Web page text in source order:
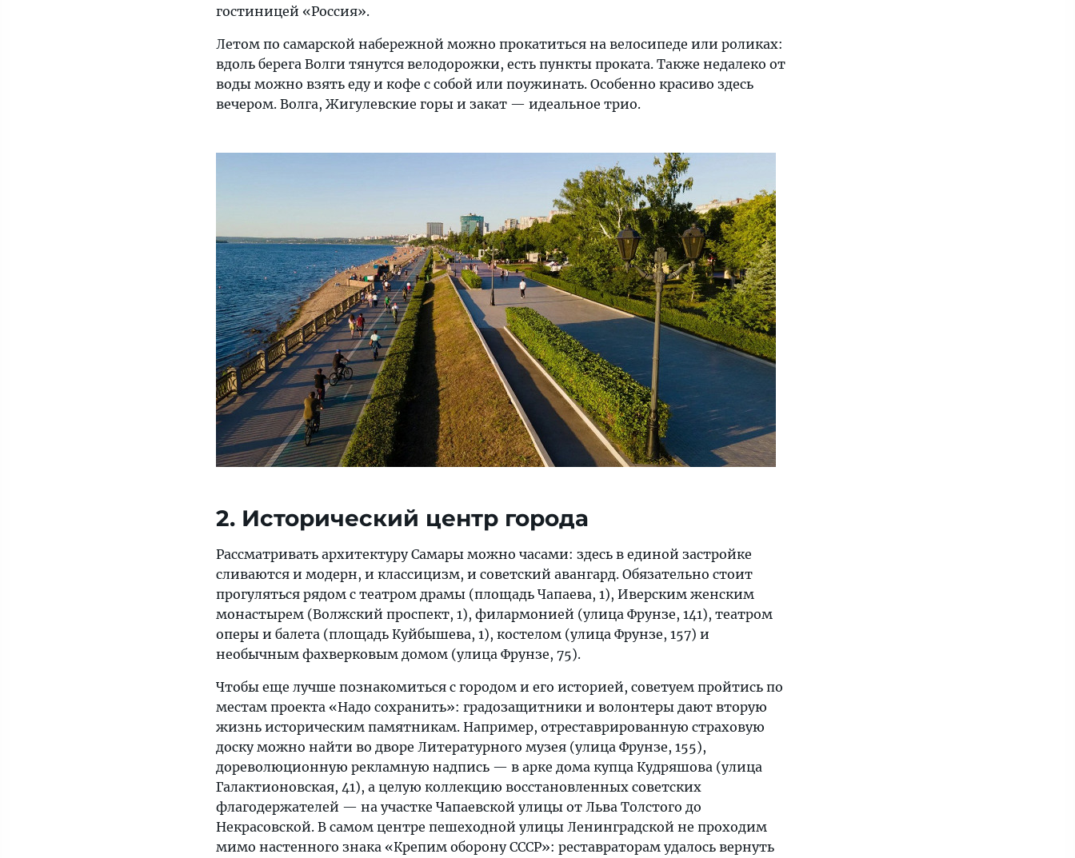
гостиницей «Россия».
Летом по самарской набережной можно прокатиться на велосипеде или роликах:
вдоль берега Волги тянутся велодорожки, есть пункты проката. Также недалеко от
воды можно взять еду и кофе с собой или поужинать. Особенно красиво здесь
вечером. Волга, Жигулевские горы и закат — идеальное трио.
2. Исторический центр города
Рассматривать архитектуру Самары можно часами: здесь в единой застройке
сливаются и модерн, и классицизм, и советский авангард. Обязательно стоит
прогуляться рядом с театром драмы (площадь Чапаева, 1), Иверским женским
монастырем (Волжский проспект, 1), филармонией (улица Фрунзе, 141), театром
оперы и балета (площадь Куйбышева, 1), костелом (улица Фрунзе, 157) и
необычным фахверковым домом (улица Фрунзе, 75).
Чтобы еще лучше познакомиться с городом и его историей, советуем пройтись по
местам проекта «Надо сохранить»: градозащитники и волонтеры дают вторую
жизнь историческим памятникам. Например, отреставрированную страховую
доску можно найти во дворе Литературного музея (улица Фрунзе, 155),
дореволюционную рекламную надпись — в арке дома купца Кудряшова (улица
Галактионовская, 41), а целую коллекцию восстановленных советских
флагодержателей — на участке Чапаевской улицы от Льва Толстого до
Некрасовской. В самом центре пешеходной улицы Ленинградской не проходим
мимо настенного знака «Крепим оборону СССР»: реставраторам удалось вернуть